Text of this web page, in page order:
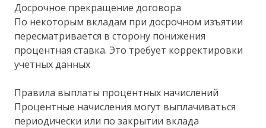
Досрочное прекращение договора
По некоторым вкладам при досрочном изъятии
пересматривается в сторону понижения
процентная ставка. Это требует корректировки
учетных данных
Правила выплаты процентных начислений
Процентные начисления могут выплачиваться
периодически или по закрытии вклада